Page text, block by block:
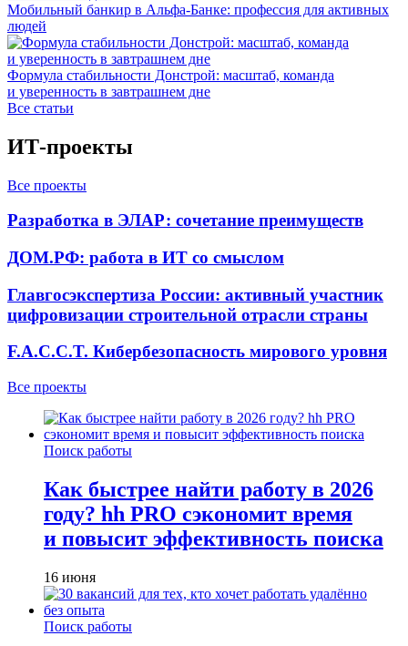
Мобильный банкир в Альфа-Банке: профессия для активных
людей
Формула стабильности Донстрой: масштаб, команда
и уверенность в завтрашнем дне
Все статьи
ИТ-проекты
Все проекты
Разработка в ЭЛАР: сочетание преимуществ
ДОМ.РФ: работа в ИТ со смыслом
Главгосэкспертиза России: активный участник
цифровизации строительной отрасли страны
F.A.C.C.T. Кибербезопасность мирового уровня
Все проекты
Поиск работы
Как быстрее найти работу в 2026
году? hh PRO сэкономит время
и повысит эффективность поиска
16 июня
Поиск работы